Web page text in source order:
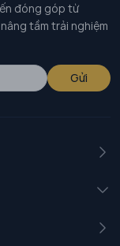
đóng góp từ
tầm trải nghiệm
Gửi